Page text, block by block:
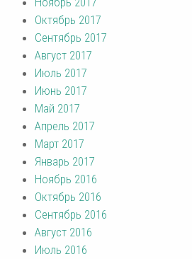
Октябрь 2017
Сентябрь 2017
Август 2017
Июль 2017
Июнь 2017
Май 2017
Апрель 2017
Март 2017
Январь 2017
Ноябрь 2016
Октябрь 2016
Сентябрь 2016
Август 2016
Июль 2016